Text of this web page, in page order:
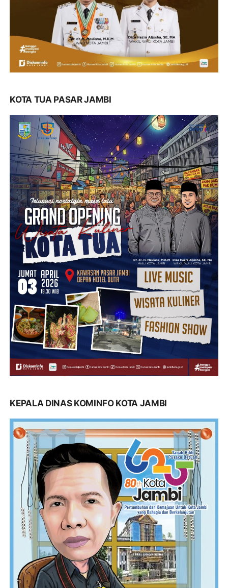
KOTA TUA PASAR JAMBI
KEPALA DINAS KOMINFO KOTA JAMBI